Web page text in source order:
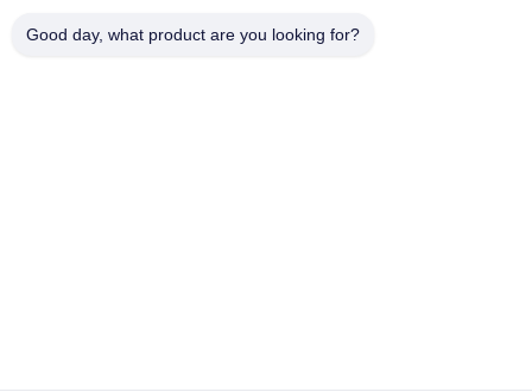
Good day, what product are you looking for?